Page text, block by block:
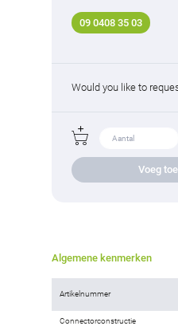
09 0408 35 03
Would you like to
Voeg
Algemene kenmerken
Artikelnummer
Connectorconstructie